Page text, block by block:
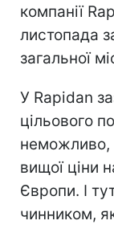
компанії
листопада
загальної
У Rapidan
цільового
неможливо,
вищої ціни
Європи. І
чинником,